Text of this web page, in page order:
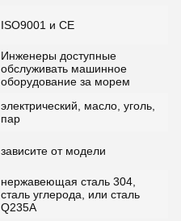
ISO9001 и CE
Инженеры доступные
обслуживать машинное
оборудование за морем
электрический, масло, уголь,
пар
зависите от модели
нержавеющая сталь 304,
сталь углерода, или сталь
Q235A